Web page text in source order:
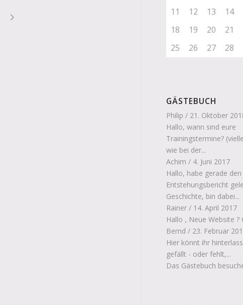
11
12 13 14
18
19 20 21
25
26 27 28
GÄSTEBUCH
Philip / 21. Oktober
Hallo, wann sind eure
Trainingstermine?
wie bei der...
Achim / 4. Juni 2017
Hallo, habe gerade den
Entstehungsbericht
Geschichte, bin dabei...
Rainer/ 14. April 2017
Hallo , Neue Website ?
Bernd / 23. Februar
Hier könnt ihr
gefällt - oder fehlt,...
Das Gästebuch